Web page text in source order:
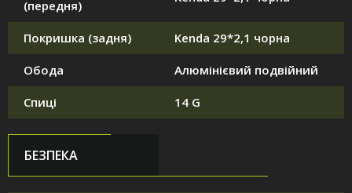
(передня)
Покришка (задня) Kenda 29*2,1 чорна
Обода Алюмінієвий подвійний
Спиці 14 G
БЕЗПЕКА